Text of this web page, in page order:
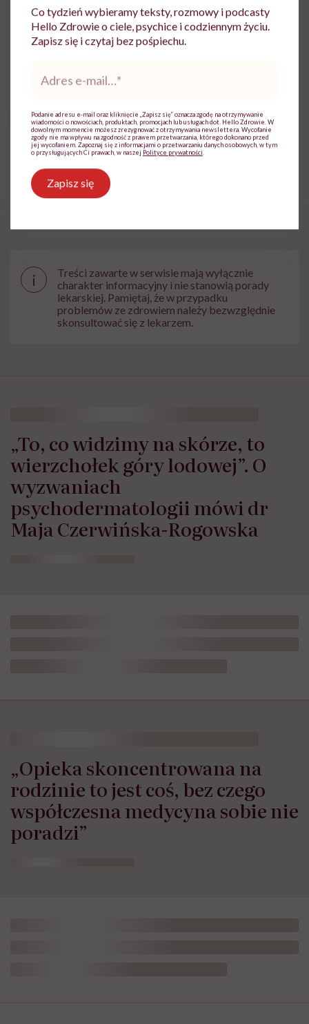
Specjalizuje się w zakresie chorób
wewnętrznych, pracuje na Oddziale
Internistycznym w Szpitalu w Knurowie.
Udostępnij
Powiązane tematy:
zmiany skórne
i
Treści zawarte w serwisie mają wyłącznie
charakter informacyjny i nie stanowią porady
lekarskiej. Pamiętaj, że w przypadku
problemów ze zdrowiem należy bezwzględnie
skonsultować się z lekarzem.
„To, co widzimy na skórze, to
wierzchołek góry lodowej”. O
wyzwaniach
psychodermatologii mówi dr
Maja Czerwińska-Rogowska
„Opieka skoncentrowana na
rodzinie to jest coś, bez czego
współczesna medycyna sobie nie
poradzi”
Co tydzień wybieramy teksty, rozmowy i podcasty
Hello Zdrowie o ciele, psychice i codziennym życiu.
Zapisz się i czytaj bez pośpiechu.
mail*
Podanie adresu e-mail oraz kliknięcie „Zapisz się” oznacza zgodę na otrzymywanie
wiadomości o nowościach, produktach, promocjach lub usługach dot. Hello Zdrowie. W
dowolnym momencie możesz zrezygnować z otrzymywania newslettera. Wycofanie
zgody nie ma wpływu na zgodność z prawem przetwarzania, którego dokonano przed
jej wycofaniem. Zapoznaj się z informacjami o przetwarzaniu danych osobowych, w tym
o przysługujących Ci prawach, w naszej Polityce prywatności
Zapisz się